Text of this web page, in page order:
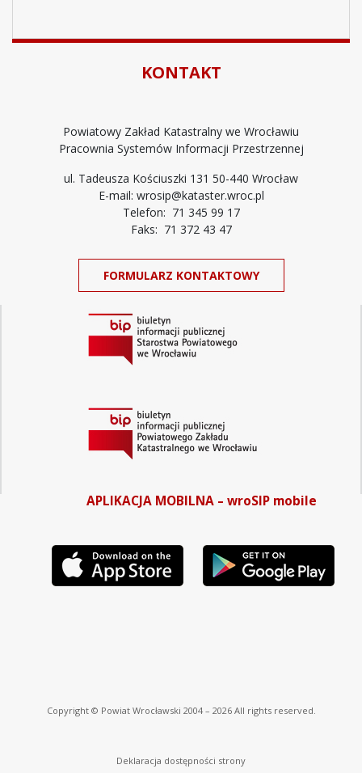
KONTAKT
Powiatowy Zakład Katastralny we Wrocławiu
Pracownia Systemów Informacji Przestrzennej
ul. Tadeusza Kościuszki 131 50-440 Wrocław
E-mail: wrosip@kataster.wroc.pl
Telefon: 71 345 99 17
Faks: 71 372 43 47
FORMULARZ KONTAKTOWY
APLIKACJA MOBILNA – wroSIP mobile
Copyright © Powiat Wrocławski 2004 – 2026 All rights reserved.
Deklaracja dostępności strony